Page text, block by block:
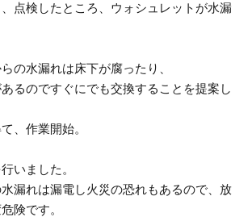
点検したところ、ウォシュレットが水漏
の水漏れは床下が腐ったり、
るのですぐにでも交換することを提案し
、作業開始。
いました。
漏れは漏電し火災の恐れもあるので、放
険です。